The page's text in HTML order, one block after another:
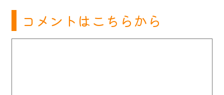
コメントはこちらから